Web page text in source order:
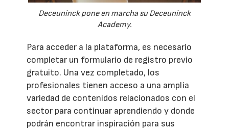
Deceuninck pone en marcha su Deceuninck
Academy.
Para acceder a la plataforma, es necesario
completar un formulario de registro previo
gratuito. Una vez completado, los
profesionales tienen acceso a una amplia
variedad de contenidos relacionados con el
sector para continuar aprendiendo y donde
podrán encontrar inspiración para sus